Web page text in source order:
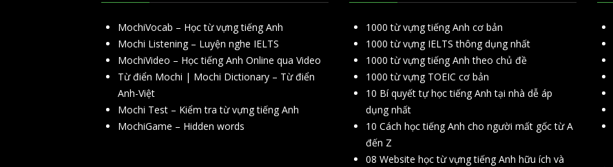
MochiVocab – Học từ vựng tiếng Anh
Mochi Listening – Luyện nghe IELTS
MochiVideo – Học tiếng Anh Online qua Video
Từ điển Mochi | Mochi Dictionary – Từ điển
Anh-Việt
Mochi Test – Kiểm tra từ vựng tiếng Anh
MochiGame – Hidden words
1000 từ vựng tiếng Anh cơ bản
1000 từ vựng IELTS thông dụng nhất
1000 từ vựng tiếng Anh theo chủ đề
1000 từ vựng TOEIC cơ bản
10 Bí quyết tự học tiếng Anh tại nhà dễ áp
dụng nhất
10 Cách học tiếng Anh cho người mất gốc từ A
đến Z
08 Website học từ vựng tiếng Anh hữu ích và